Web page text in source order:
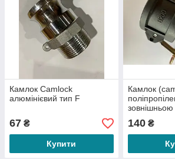
Камлок Camlock
алюмінієвий тип F
67 ₴
Купити
Камлок
зовнішньою
мотопомп та
140₴